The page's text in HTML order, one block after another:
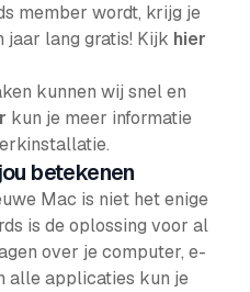
member wordt, krijg je
jaar lang gratis! Kijk hier
kunnen wij snel en
kun je meer informatie
betekenen
Mac is niet het enige
is de oplossing voor al
over je computer, e-
alle applicaties kun je